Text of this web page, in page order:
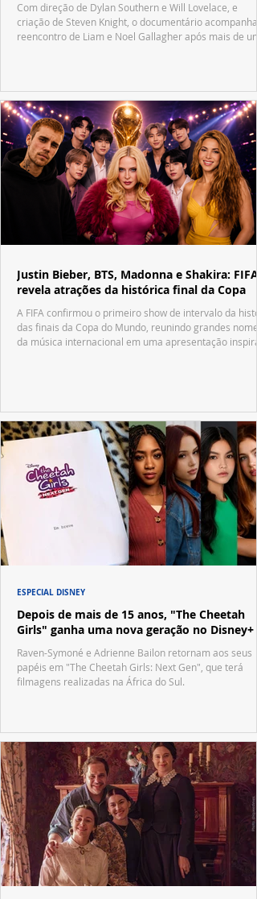
Com direção de Dylan Southern e Will Lovelace, e
criação de Steven Knight, o documentário acompanha
reencontro de Liam e Noel Gallagher após mais de
Justin Bieber, BTS, Madonna e Shakira: FIFA
revela atrações da histórica final da Copa
A FIFA confirmou o primeiro show de intervalo da
das finais da Copa do Mundo, reunindo grandes nomes
da música internacional em uma apresentação
Depois de mais de 15 anos, "The Cheetah
Girls" ganha uma nova geração no Disney+
Raven-Symoné e Adrienne Bailon retornam aos seus
papéis em "The Cheetah Girls: Next Gen", que terá
filmagens realizadas na África do Sul.
ESPECIAL DISNEY